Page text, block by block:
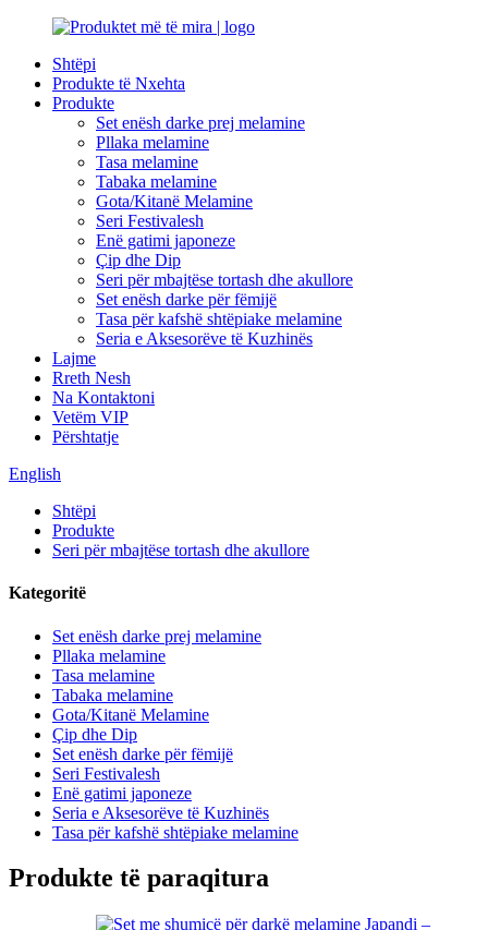
Shtëpi
Produkte të Nxehta
Produkte
Set enësh darke prej melamine
Pllaka melamine
Tasa melamine
Tabaka melamine
Gota/Kitanë Melamine
Seri Festivalesh
Enë gatimi japoneze
Çip dhe Dip
Seri për mbajtëse tortash dhe akullore
Set enësh darke për fëmijë
Tasa për kafshë shtëpiake melamine
Seria e Aksesorëve të Kuzhinës
Lajme
Rreth Nesh
Na Kontaktoni
Vetëm VIP
Përshtatje
English
Shtëpi
Produkte
Seri për mbajtëse tortash dhe akullore
Kategoritë
Set enësh darke prej melamine
Pllaka melamine
Tasa melamine
Tabaka melamine
Gota/Kitanë Melamine
Çip dhe Dip
Set enësh darke për fëmijë
Seri Festivalesh
Enë gatimi japoneze
Seria e Aksesorëve të Kuzhinës
Tasa për kafshë shtëpiake melamine
Produkte të paraqitura